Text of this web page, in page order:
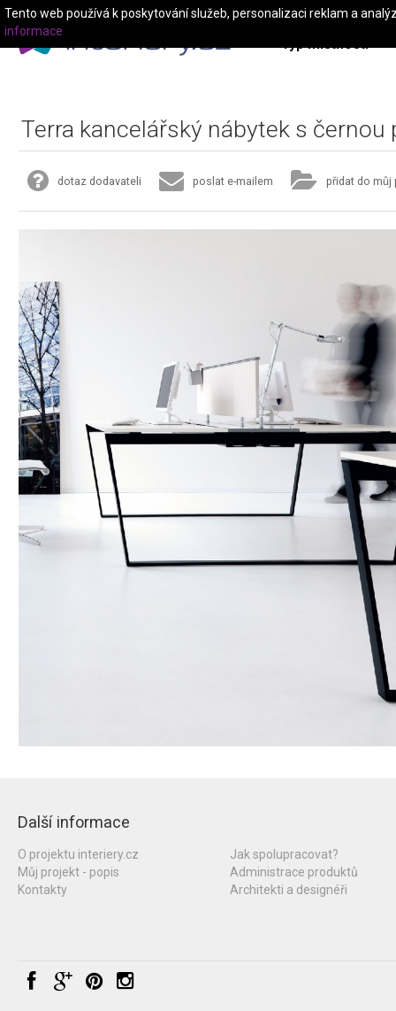
Typ místnosti
Terra kancelářský nábytek s černou
dotaz dodavateli poslat e-mailem přidat do můj
Další informace
O projektu interiery.cz
Můj projekt - popis
Kontakty
Jak spolupracovat?
Administrace produktů
Architekti a designéři
Tento web používá k poskytování služeb, personalizaci reklam a
informace